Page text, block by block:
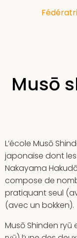
Musō
L’école Musō
japonaise dont
Nakayama
compose de
pratiquant seul
(avec un bokken).
Musō Shinden ryū